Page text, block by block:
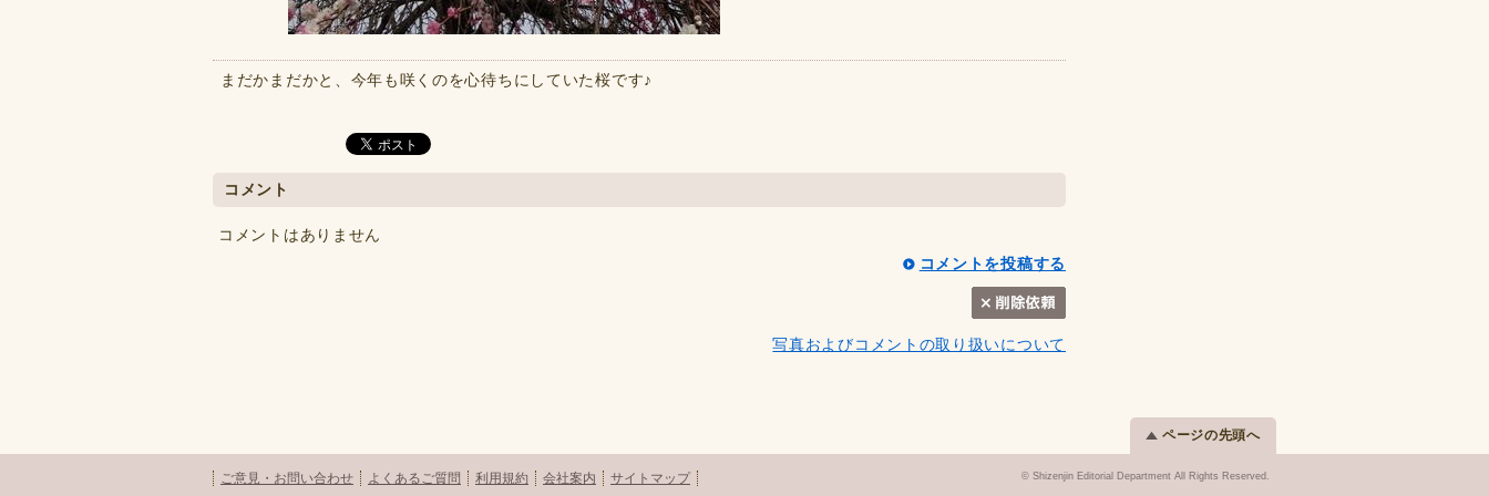
まだかまだかと、今年も咲くのを心待ちにしていた桜です♪
コメント
コメントはありません
コメントを投稿する
写真およびコメントの取り扱いについて
ページの先頭へ
ご意見・お問い合わせ よくあるご質問 利用規約 会社案内 サイトマップ © Shizenjin Editorial Department All Rights Reserved.